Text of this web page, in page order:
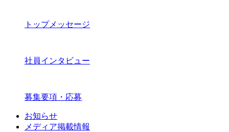
トップメッセージ
社員インタビュー
募集要項・応募
お知らせ
メディア掲載情報